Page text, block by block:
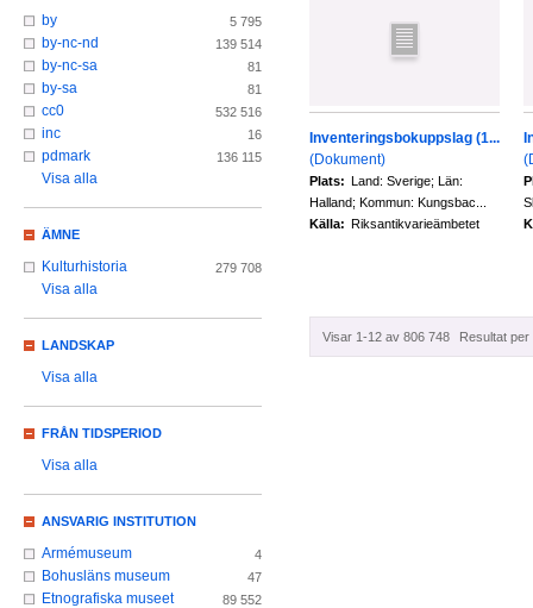
Inventeringsbokuppslag (1...
(Dokument)
Plats: Land: Sverige; Län:
Halland; Kommun: Kungsbac...
Källa: Riksantikvarieämbetet
Visar 1-12 av 806 748 Resultat per
by 5 795
by-nc-nd 139 514
by-nc-sa 81
by-sa 81
cc0 532 516
inc 16
pdmark 136 115
Visa alla
ÄMNE
Kulturhistoria 279 708
Visa alla
LANDSKAP
Visa alla
FRÅN TIDSPERIOD
Visa alla
ANSVARIG INSTITUTION
Armémuseum 4
Bohusläns museum 47
Etnografiska museet 89 552